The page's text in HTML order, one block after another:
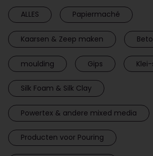
ALLES Papiermaché
Kaarsen & Zeep maken
moulding Gips
Silk Foam & Silk Clay
Powertex & andere mixed media
Producten voor Pouring